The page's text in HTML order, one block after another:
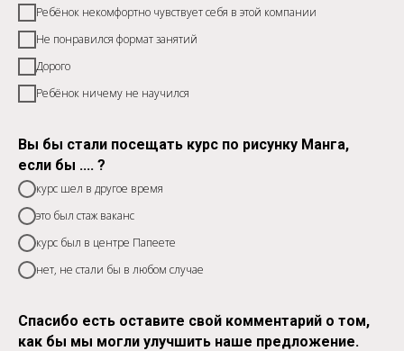
Ребёнок некомфортно чувствует себя в этой компании
Не понравился формат занятий
Дорого
Ребёнок ничему не научился
Вы бы стали посещать курс по рисунку Манга,
если бы .... ?
курс шел в другое время
это был стаж ваканс
курс был в центре Папеете
нет, не стали бы в любом случае
Спасибо есть оставите свой комментарий о том,
как бы мы могли улучшить наше предложение.